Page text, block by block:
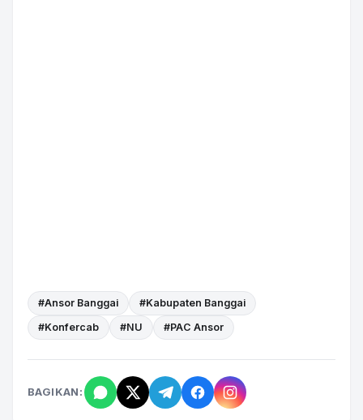
#Ansor Banggai
#Kabupaten Banggai
#Konfercab
#NU #PAC Ansor
BAGIKAN: